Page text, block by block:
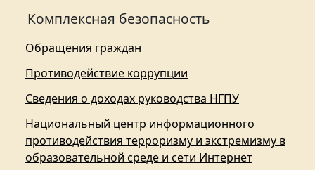
Комплексная безопасность
Обращения граждан
Противодействие коррупции
Сведения о доходах руководства НГПУ
Национальный центр информационного
противодействия терроризму и экстремизму в
образовательной среде и сети Интернет